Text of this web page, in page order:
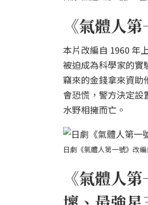
《氣體人
本片改編自 1960 年
被迫成為科學家的實
竊來的金錢拿來資助
會恐慌，警方決定設
水野相擁而亡。
日劇《氣體人第一號》改
《氣體人